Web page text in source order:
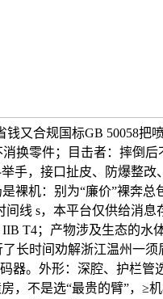
又合规国标GB 50058
换零件；目击者：摔倒
手，接口扯皮、防爆整
裸机：别为“廉价”裸
线 s，本平台仅供给消
T4；产物涉及生态的
长时间劝解浙江温州一
器。外形：深腔、护栏
，不是选“最贵的臂”，